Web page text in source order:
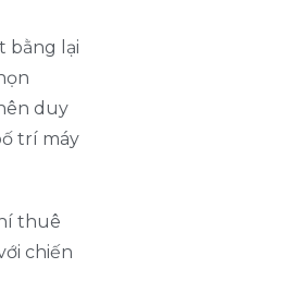
bằng lại
duy
trí máy
thuê
chiến